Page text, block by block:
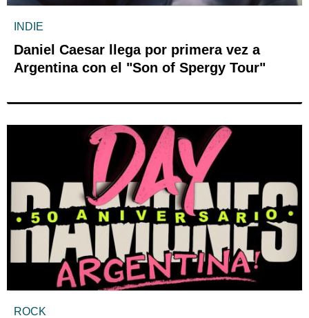
INDIE
Daniel Caesar llega por primera vez a
Argentina con el "Son of Spergy Tour"
ROCK